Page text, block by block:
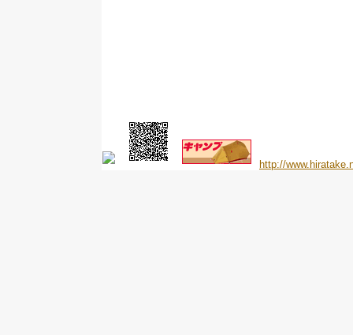
http://